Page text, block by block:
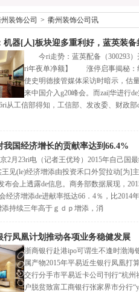
装饰公司 > 衢州装饰公司讯
机器[人]板块迎多重利好，蓝英装备
今ri走势：蓝英配备（300293）
ri年夜单净额】 涨停启事揭秘：继
使史明德接管媒体采访时暗示，估
来中国介入g20峰会。而zai|华进行
从工信部得知，工信部、发改委、财政
我国经济增长的贡献率达到66.4%
23ri电（记者王优玲）2015年自己国最
王见(le)经济增添由投资禾口外贸拉动[
布会上透露de信息。商务部数据展现，
经济增添de进献率抵达66．4％，比
添持续三年高于ｇｄｐ增添，消
行凤凰计划推动各项业务稳健发展
浙商银行赴港ipo可谓生不逢时渤海
属产物2015年平易近生银行凤凰打
交行分手市平易近卡公司刊行“杭
户脱贫致富工商银行张家界市分行